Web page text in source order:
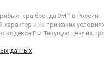
бренда 3M™ в России.
и ни при каких
кодекса РФ. Текущую цену на
данных